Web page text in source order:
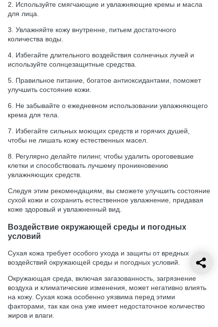
2. Используйте смягчающие и увлажняющие кремы и масла
для лица.
3. Увлажняйте кожу внутренне, питьем достаточного
количества воды.
4. Избегайте длительного воздействия солнечных лучей и
используйте солнцезащитные средства.
5. Правильное питание, богатое антиоксидантами, поможет
улучшить состояние кожи.
6. Не забывайте о ежедневном использовании увлажняющего
крема для тела.
7. Избегайте сильных моющих средств и горячих душей,
чтобы не лишать кожу естественных масел.
8. Регулярно делайте пилинг, чтобы удалить ороговевшие
клетки и способствовать лучшему проникновению
увлажняющих средств.
Следуя этим рекомендациям, вы сможете улучшить состояние
сухой кожи и сохранить естественное увлажнение, придавая
коже здоровый и увлажненный вид.
Воздействие окружающей среды и погодных
условий
Сухая кожа требует особого ухода и защиты от вредных
воздействий окружающей среды и погодных условий.
Окружающая среда, включая загазованность, загрязнение
воздуха и климатические изменения, может негативно влиять
на кожу. Сухая кожа особенно уязвима перед этими
факторами, так как она уже имеет недостаточное количество
жиров и влаги.